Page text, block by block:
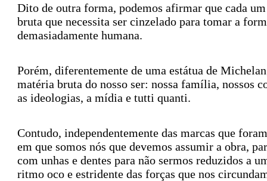
Dito de outra forma, podemos afirmar que cada
bruta que necessita ser cinzelado para tomar a
demasiadamente humana.
Porém, diferentemente de uma estátua de
matéria bruta do nosso ser: nossa família, nossos
as ideologias, a mídia e tutti quanti.
Contudo, independentemente das marcas que
em que somos nós que devemos assumir a obra,
com unhas e dentes para não sermos reduzidos a
ritmo oco e estridente das forças que nos